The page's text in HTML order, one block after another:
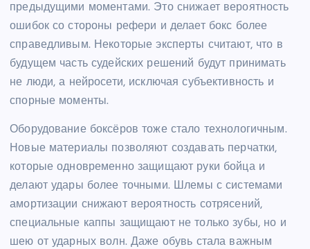
предыдущими моментами. Это снижает вероятность
ошибок со стороны рефери и делает бокс более
справедливым. Некоторые эксперты считают, что в
будущем часть судейских решений будут принимать
не люди, а нейросети, исключая субъективность и
спорные моменты.
Оборудование боксёров тоже стало технологичным.
Новые материалы позволяют создавать перчатки,
которые одновременно защищают руки бойца и
делают удары более точными. Шлемы с системами
амортизации снижают вероятность сотрясений,
специальные каппы защищают не только зубы, но и
шею от ударных волн. Даже обувь стала важным